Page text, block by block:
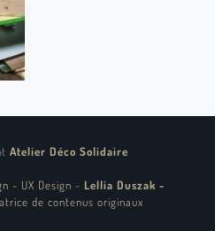
Atelier Déco Solidaire
- UX Design - Lellia Duszak -
de contenus originaux